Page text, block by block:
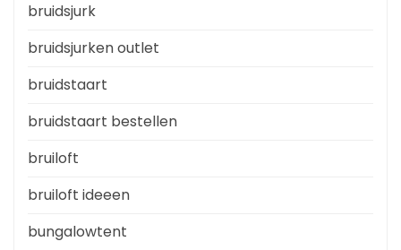
bruidsjurk
bruidsjurken outlet
bruidstaart
bruidstaart bestellen
bruiloft
bruiloft ideeen
bungalowtent